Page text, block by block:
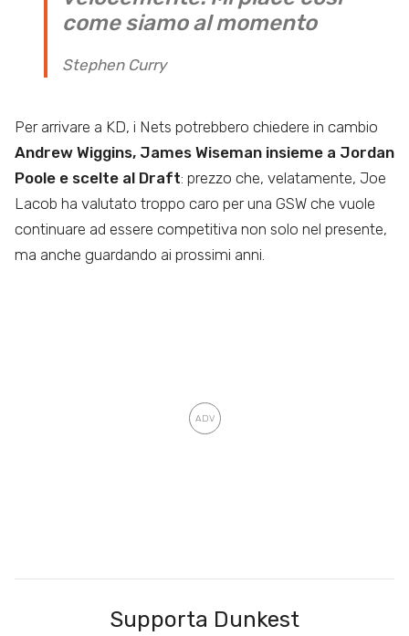
come siamo al momento
Stephen Curry
Per arrivare a KD, i Nets potrebbero chiedere in cambio
Andrew Wiggins, James Wiseman insieme a Jordan
Poole e scelte al Draft: prezzo che, velatamente, Joe
Lacob ha valutato troppo caro per una GSW che vuole
continuare ad essere competitiva non solo nel presente,
ma anche guardando ai prossimi anni.
Supporta Dunkest